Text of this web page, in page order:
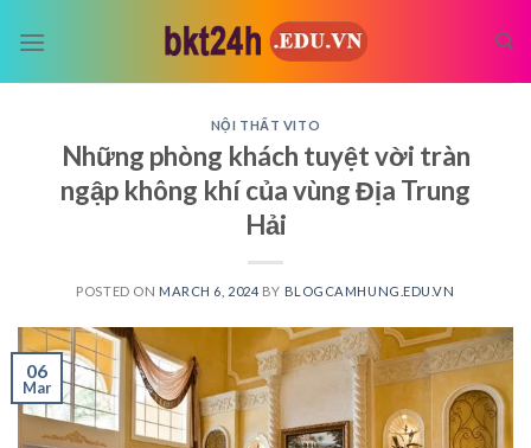
NỘI THẤT VITO
Những phòng khách tuyệt vời tràn
ngập không khí của vùng Địa Trung
Hải
POSTED ON MARCH 6, 2024 BY BLOGCAMHUNG.EDU.VN
06
Mar